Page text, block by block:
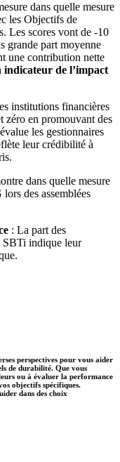
dans quelle mesure
les Objectifs de
Les scores vont de -10
grande part moyenne
une contribution nette
indicateur de l’impact
institutions financières
zéro en promouvant des
les gestionnaires
leur crédibilité à
dans quelle mesure
des assemblées
: La part des
SBTi indique leur
perspectives pour vous aider
de durabilité. Que vous
ou à évaluer la performance
objectifs spécifiques.
dans des choix